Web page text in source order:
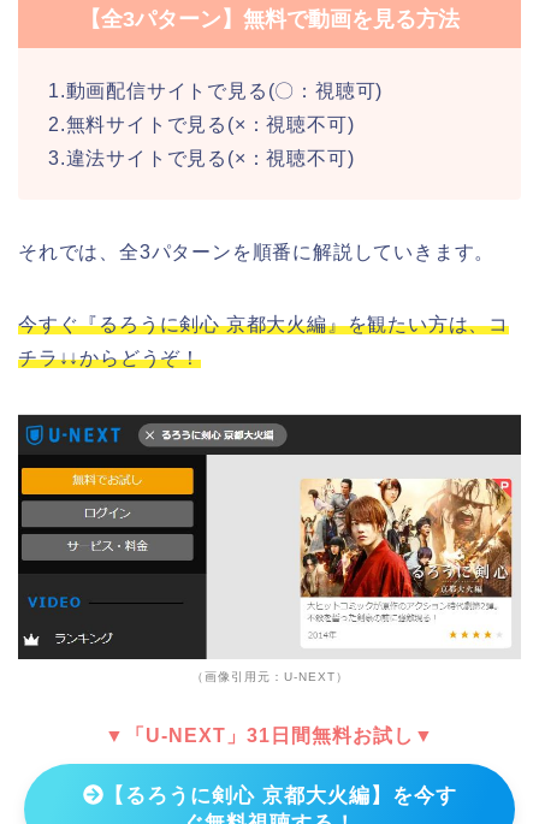
【全3パターン】無料で動画を見る方法
1.動画配信サイトで見る(〇：視聴可)
2.無料サイトで見る(×：視聴不可)
3.違法サイトで見る(×：視聴不可)
それでは、全3パターンを順番に解説していきます。
今すぐ『るろうに剣心 京都大火編』を観たい方は、コ
チラ↓↓からどうぞ！
（画像引用元：U-NEXT）
▼「U-NEXT」31日間無料お試し▼
【るろうに剣心 京都大火編】を今す